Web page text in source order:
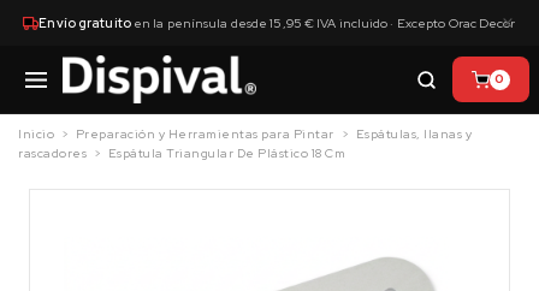
Envío gratuitoen la península desde 15,95 € IVA incluido · Excepto Orac Decor
×
0
Inicio Preparación y Herramientas para Pintar
Espátulas, llanas y
rascadores
Espátula Triangular De Plástico 18 Cm